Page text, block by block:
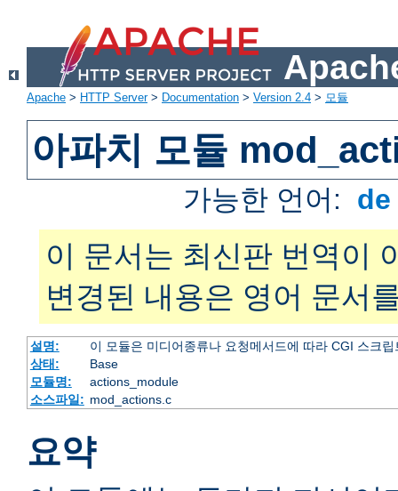
Apache > HTTP Server> Documentation > Version 2.4 > 모듈
아파치 모듈
가능한 언어:
이 문서는 최신판 번역이
변경된 내용은 영어 문서
설명:
이 모듈은 미디어종류나 요청메서드에 따라 CGI 스크
상태:
Base
모듈명:
actions_module
소스파일: mod_actions.c
요약